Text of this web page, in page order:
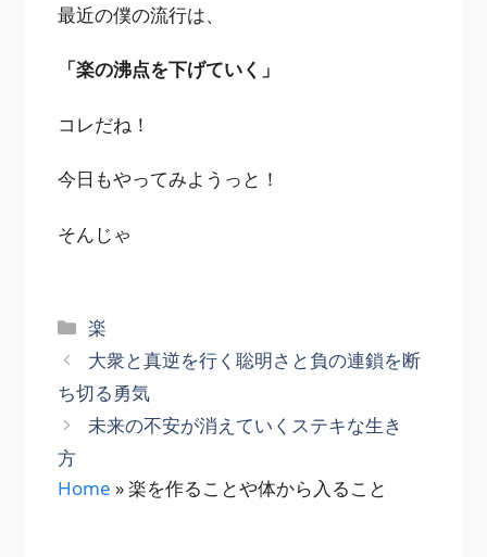
最近の僕の流行は、
「楽の沸点を下げていく」
コレだね！
今日もやってみようっと！
そんじゃ
カ
テ
リ
ー
楽
大衆と真逆を行く聡明さと負の連鎖を断
ち切る勇気
未来の不安が消えていくステキな生き
方
Home »楽を作ることや体から入ること